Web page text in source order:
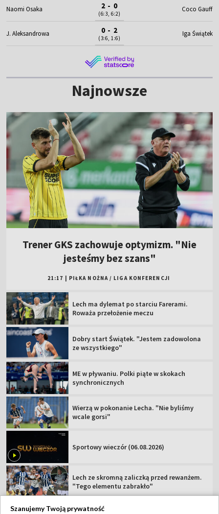
Naomi Osaka 2 - 0
(6:3, 6:2)
Coco Gauff
J. Aleksandrowa 0 - 2
(3:6, 1:6)
Iga Świątek
Najnowsze
Trener GKS zachowuje optymizm. "Nie
jesteśmy bez szans"
21:17 PIŁKA NOŻNA / LIGA KONFERENCJI
Lech ma dylemat po starciu Farerami.
Roważa przełożenie meczu
Dobry start Świątek. "Jestem zadowolona
ze wszystkiego"
ME w pływaniu. Polki piąte w skokach
synchronicznych
Wierzą w pokonanie Lecha. "Nie byliśmy
wcale gorsi"
Sportowy wieczór (06.08.2026)
Lech ze skromną zaliczką przed rewanżem.
"Tego elementu zabrakło"
Szanujemy Twoją prywatność